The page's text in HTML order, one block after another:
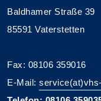
Baldhamer Straße 39
85591 Vaterstetten
Fax: 08106 359016
E-Mail: